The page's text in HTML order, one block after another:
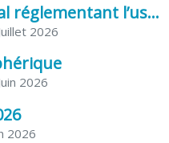
Arrêté préfectoral réglementant l’usage de l’eau
2026
2026
2026